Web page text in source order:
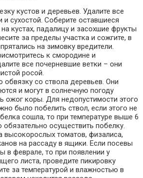
кустов и деревьев. Удалите все
и сухостой. Соберите оставшиеся
кустах, падалицу и засохшие фрукты
за пределы участка и сожгите, в
на зимовку вредители.
к смородине и
все почерневшие ветки – они
росой.
обвязку со ствола деревьев. Они
и могут в солнечную погоду
ожог коры. Для недопустимости этого
было побелить ствол, если этого не
сошла, то при температуре выше 6
обязательно осуществить побелку.
высокорослых томатов, физалиса,
на рассаду в ящики. Если посевы
в феврале, то при появлении у
листа, проведите пикировку
за температурой и влажностью в